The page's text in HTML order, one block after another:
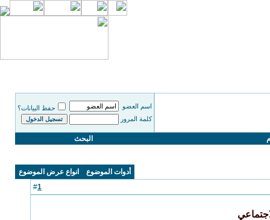
اسم العضو
حفظ البيانات؟
كلمة المرور
البحث
أدوات الموضوع
انواع عرض الموضوع
1